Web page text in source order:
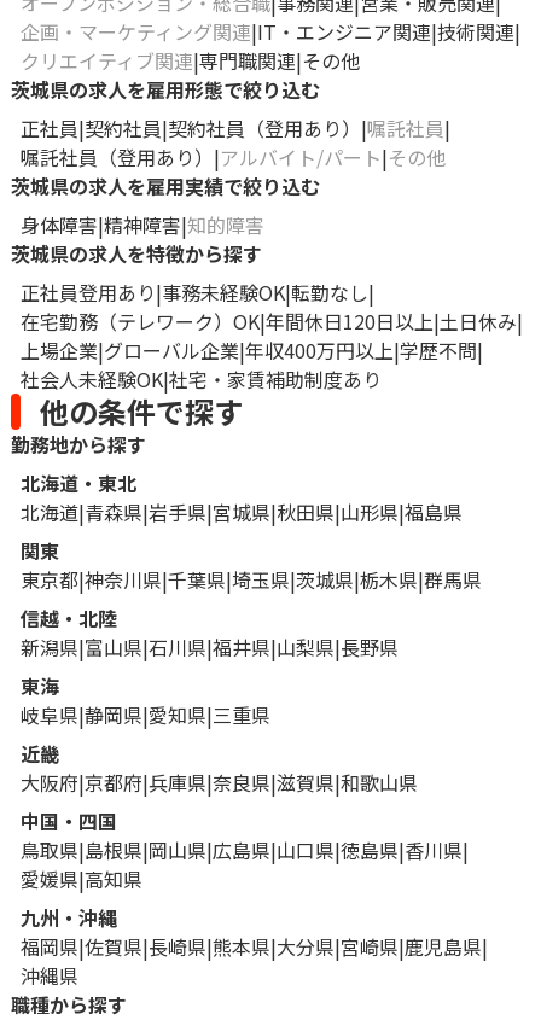
企画・マーケティング関連 IT・エンジニア関連 技術関連
クリエイティブ関連 専門職関連 その他
茨城県の求人を雇用形態で絞り込む
正社員 契約社員 契約社員（登用あり）
嘱託社員
嘱託社員（登用あり）
アルバイト/パート その他
茨城県の求人を雇用実績で絞り込む
身体障害 精神障害 知的障害
茨城県の求人を特徴から探す
正社員登用あり 事務未経験OK 転勤なし
在宅勤務（テレワーク）OK 年間休日120日以上 土日休み
上場企業 グローバル企業 年収400万円以上 学歴不問
社会人未経験OK 社宅・家賃補助制度あり
他の条件で探す
勤務地から探す
北海道・東北
北海道 青森県 岩手県 宮城県 秋田県 山形県 福島県
関東
東京都 神奈川県 千葉県 埼玉県 茨城県 栃木県 群馬県
信越・北陸
新潟県 富山県 石川県 福井県 山梨県 長野県
東海
岐阜県 静岡県 愛知県 三重県
近畿
大阪府 京都府 兵庫県 奈良県 滋賀県 和歌山県
中国・四国
鳥取県 島根県 岡山県 広島県 山口県 徳島県 香川県
愛媛県 高知県
九州・沖縄
福岡県 佐賀県 長崎県 熊本県 大分県 宮崎県 鹿児島県
沖縄県
職種から探す